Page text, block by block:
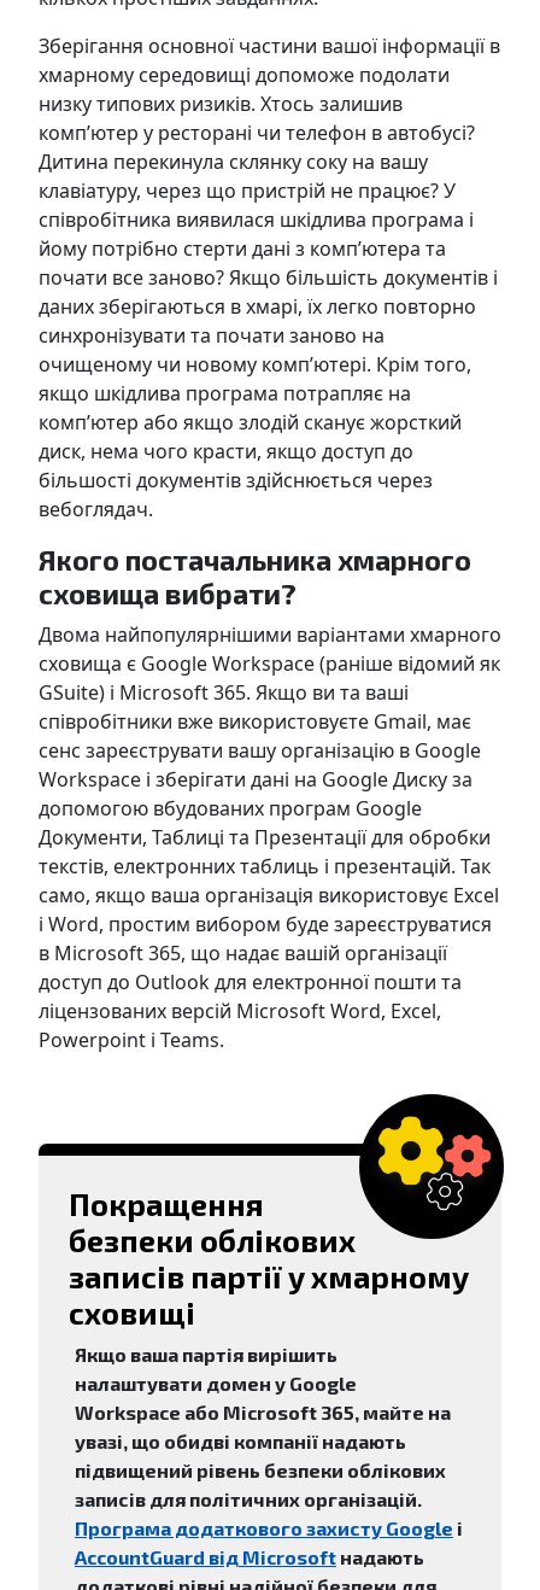
Зберігання основної частини вашої інформації в
хмарному середовищі допоможе подолати
низку типових ризиків. Хтось залишив
комп’ютер у ресторані чи телефон в автобусі?
Дитина перекинула склянку соку на вашу
клавіатуру, через що пристрій не працює? У
співробітника виявилася шкідлива програма і
йому потрібно стерти дані з комп’ютера та
почати все заново? Якщо більшість документів і
даних зберігаються в хмарі, їх легко повторно
синхронізувати та почати заново на
очищеному чи новому комп’ютері. Крім того,
якщо шкідлива програма потрапляє на
комп’ютер або якщо злодій сканує жорсткий
диск, нема чого красти, якщо доступ до
більшості документів здійснюється через
вебоглядач.
Якого постачальника хмарного
сховища вибрати?
Двома найпопулярнішими варіантами хмарного
сховища є Google Workspace (раніше відомий як
GSuite) і Microsoft 365. Якщо ви та ваші
співробітники вже використовуєте Gmail, має
сенс зареєструвати вашу організацію в Google
Workspace і зберігати дані на Google Диску за
допомогою вбудованих програм Google
Документи, Таблиці та Презентації для обробки
текстів, електронних таблиць і презентацій. Так
само, якщо ваша організація використовує Excel
і Word, простим вибором буде зареєструватися
в Microsoft 365, що надає вашій організації
доступ до Outlook для електронної пошти та
ліцензованих версій Microsoft Word, Excel,
Powerpoint і Teams.
Покращення
безпеки облікових
записів партії у хмарному
сховищі
Якщо ваша партія вирішить
налаштувати домен у Google
Workspace або Microsoft 365, майте на
увазі, що обидві компанії надають
підвищений рівень безпеки облікових
записів для політичних організацій.
Програма додаткового захисту Google і
AccountGuard від Microsoft надають
додаткові рівні надійної безпеки для